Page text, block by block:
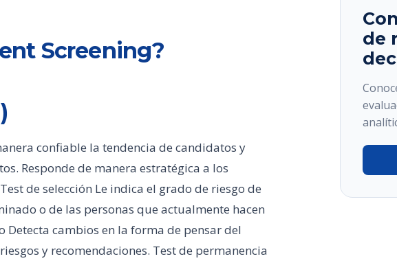
Screening?
confiable la tendencia de candidatos y
Responde de manera estratégica a los
de selección Le indica el grado de riesgo de
o de las personas que actualmente hacen
cambios en la forma de pensar del
y recomendaciones. Test de permanencia
de